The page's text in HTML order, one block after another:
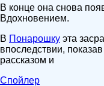
В конце она снова
Вдохновением.
В Понарошку эта
впоследствии,
рассказом и
Спойлер